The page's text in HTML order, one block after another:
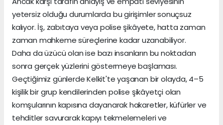
yetersiz olduğu durumlarda bu girişimler sonuçsuz
kalıyor. İş, zabıtaya veya polise şikâyete, hatta zaman
zaman mahkeme süreçlerine kadar uzanabiliyor.
Daha da üzücü olan ise bazı insanların bu noktadan
sonra gerçek yüzlerini göstermeye başlaması.
Geçtiğimiz günlerde Kelkit'te yaşanan bir olayda, 4–5
kişilik bir grup kendilerinden polise şikâyetçi olan
komşularının kapısına dayanarak hakaretler, küfürler ve
tehditler savurarak kapıyı tekmelemeleri ve